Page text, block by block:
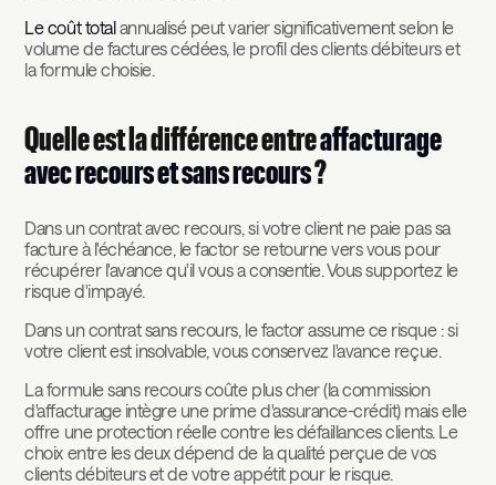
Le coût totalannualisé peut varier significativement selon le
volume de factures cédées, le profil des clients débiteurs et
la formule choisie.
Quelle est la différence entreaffacturage
avec recours et sans recours?
Dans un contrat avec recours, si votre client ne paie pas sa
facture à l'échéance, le factor se retourne vers vous pour
récupérer l'avance qu'il vous a consentie. Vous supportez le
risque d'impayé.
Dans un contrat sans recours, le factor assume ce risque : si
votre client est insolvable, vous conservez l'avance reçue.
La formule sans recours coûte plus cher (la commission
d'affacturage intègre une prime d'assurance-crédit) mais elle
offre une protection réelle contre les défaillances clients. Le
choix entre les deux dépend de la qualité perçue de vos
clients débiteurs et de votre appétit pour le risque.